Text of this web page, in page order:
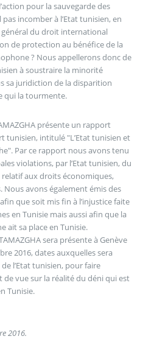
pour la sauvegarde des
incomber à l’Etat tunisien, en
du droit international
de protection au bénéfice de la
? Nous appellerons donc de
à soustraire la minorité
sa juridiction de la disparition
qui la tourmente.
présente un rapport
tunisien, intitulé "L’Etat tunisien et
Par ce rapport nous avons tenu
violations, par l’Etat tunisien, du
aux droits économiques,
Nous avons également émis des
que soit mis fin à l’injustice faite
en Tunisie mais aussi afin que la
ait sa place en Tunisie.
sera présente à Genève
2016, dates auxquelles sera
l’Etat tunisien, pour faire
vue sur la réalité du déni qui est
Tunisie.
2016.